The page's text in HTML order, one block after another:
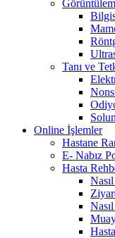
Tanı ve
Online İşlemler
Hastane
E- Nabız
Hasta